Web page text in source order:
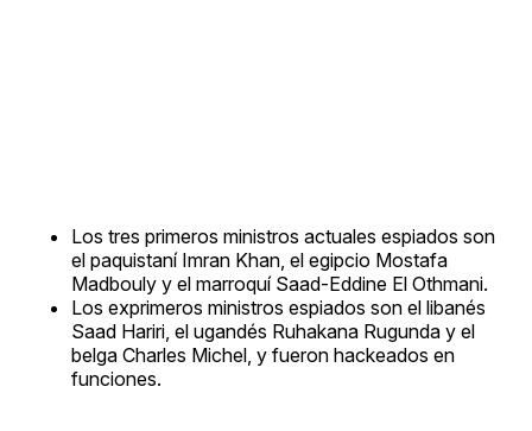
Los tres primeros ministros actuales espiados son
el paquistaní Imran Khan, el egipcio Mostafa
Madbouly y el marroquí Saad-Eddine El Othmani.
Los exprimeros ministros espiados son el libanés
Saad Hariri, el ugandés Ruhakana Rugunda y el
belga Charles Michel, y fueron hackeados en
funciones.